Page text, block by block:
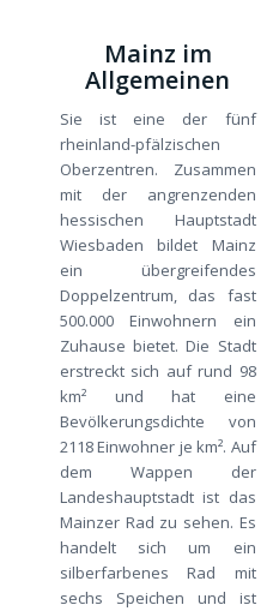
Mainz im
Allgemeinen
Sie ist eine der fünf
rheinland-pfälzischen
Oberzentren. Zusammen
mit der angrenzenden
hessischen Hauptstadt
Wiesbaden bildet Mainz
ein übergreifendes
Doppelzentrum, das fast
500.000 Einwohnern ein
Zuhause bietet. Die Stadt
erstreckt sich auf rund 98
km² und hat eine
Bevölkerungsdichte von
2118 Einwohner je km². Auf
dem Wappen der
Landeshauptstadt ist das
Mainzer Rad zu sehen. Es
handelt sich um ein
silberfarbenes Rad mit
sechs Speichen und ist